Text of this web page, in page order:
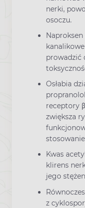
nerki,
osoczu.
prowadzić
Osłabia
receptory
zwiększa
Kwas
klirens
jego
z